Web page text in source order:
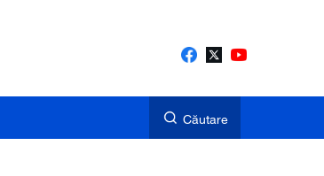
Căutare